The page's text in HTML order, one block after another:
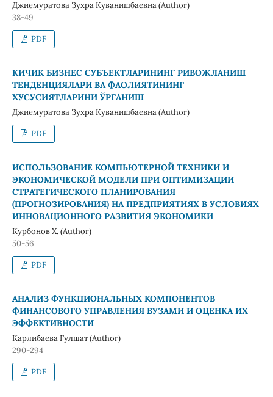
Джиемуратова Зухра Куванишбаевна (Author)
38-49
PDF
КИЧИК БИЗНЕС СУБЪЕКТЛАРИНИНГ РИВОЖЛАНИШ
ТЕНДЕНЦИЯЛАРИ ВА ФАОЛИЯТИНИНГ
ХУСУСИЯТЛАРИНИ ЎРГАНИШ
Джиемуратова Зухра Куванишбаевна (Author)
PDF
ИСПОЛЬЗОВАНИЕ КОМПЬЮТЕРНОЙ ТЕХНИКИ И
ЭКОНОМИЧЕСКОЙ МОДЕЛИ ПРИ ОПТИМИЗАЦИИ
СТРАТЕГИЧЕСКОГО ПЛАНИРОВАНИЯ
(ПРОГНОЗИРОВАНИЯ) НА ПРЕДПРИЯТИЯХ В УСЛОВИЯХ
ИННОВАЦИОННОГО РАЗВИТИЯ ЭКОНОМИКИ
Курбонов Х. (Author)
50-56
PDF
АНАЛИЗ ФУНКЦИОНАЛЬНЫХ КОМПОНЕНТОВ
ФИНАНСОВОГО УПРАВЛЕНИЯ ВУЗАМИ И ОЦЕНКА ИХ
ЭФФЕКТИВНОСТИ
Карлибаева Гулшат (Author)
290-294
PDF